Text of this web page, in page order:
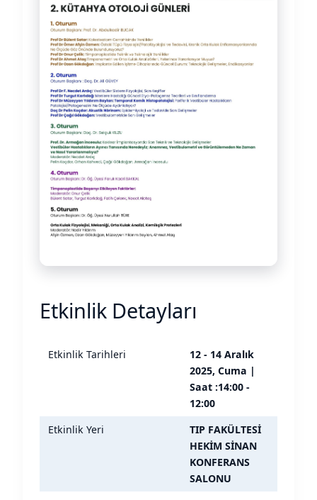
Etkinlik Detayları
Etkinlik Tarihleri
12 - 14 Aralık
2025, Cuma |
Saat :14:00 -
12:00
Etkinlik Yeri
TIP FAKÜLTESİ
HEKİM SİNAN
KONFERANS
SALONU